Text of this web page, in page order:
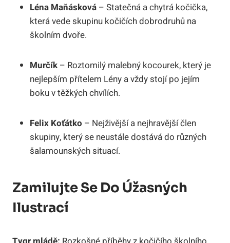
Léna Maňásková – Statečná a chytrá kočička,
která vede skupinu kočičích dobrodruhů na
školním dvoře.
Murčík – Roztomilý malebný kocourek, který je
nejlepším přítelem Lény a vždy stojí po jejím
boku v těžkých chvílích.
Felix Koťátko – Nejživější a nejhravější člen
skupiny, který se neustále dostává do různých
šalamounských situací.
Zamilujte Se Do Úžasných
Ilustrací